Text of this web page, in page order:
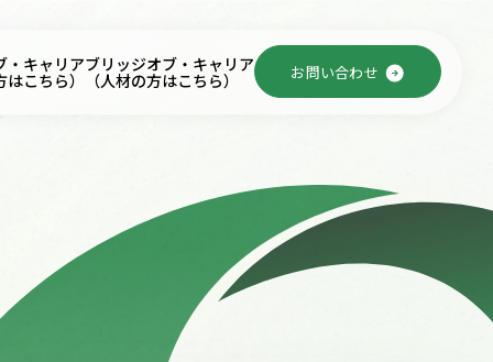
・キャリア
こちら）
ブリッジオブ・キャリア
（人材の方はこちら） お問い合わせ